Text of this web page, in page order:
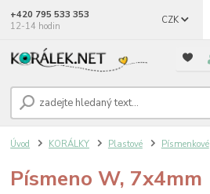
CZK
+420 795 533 353
12-14 hodin
Úvod KORÁLKY Plastové Písmenkové
Písmeno W, 7x4mm